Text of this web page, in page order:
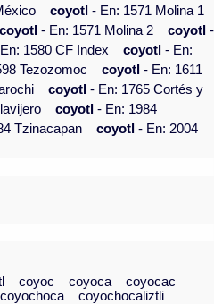
coyotl- En: 1571 Molina 1
coyotl- En: 1571 Molina 2 coyotl-
1580 CF Index coyotl- En:
Tezozomoc coyotl- En: 1611
coyotl- En: 1765 Cortés y
coyotl- En: 1984
Tzinacapan coyotl- En: 2004
coyoc coyoca
coyocac
coyochoca
coyochocaliztli